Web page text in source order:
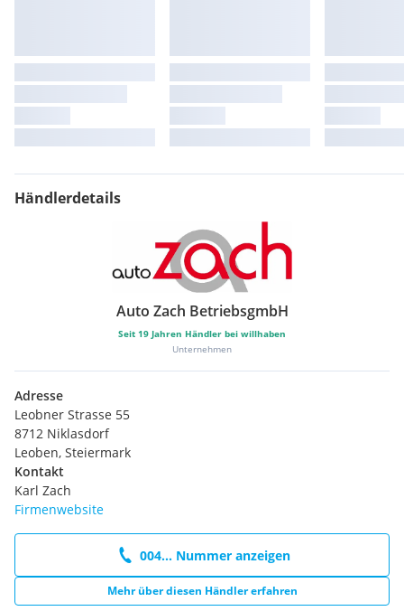
Händlerdetails
Auto Zach BetriebsgmbH
Seit 19 Jahren Händler bei willhaben
Unternehmen
Adresse
Leobner Strasse 55
8712 Niklasdorf
Leoben, Steiermark
Kontakt
Karl Zach
Firmenwebsite
004... Nummer anzeigen
Mehr über diesen Händler erfahren